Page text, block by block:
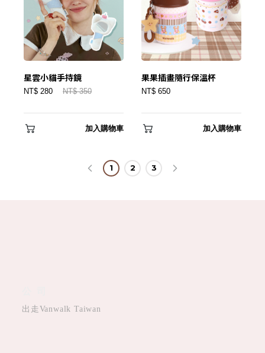
星雲小貓手持鏡
NT$ 280 NT$ 350
加入購物車
果果插畫隨行保溫杯
NT$ 650
加入購物車
1 2 3
出走Vanwalk Taiwan